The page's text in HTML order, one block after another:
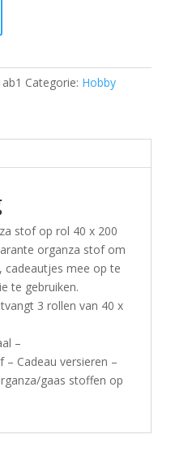
Categorie: Hobby
stof op rol 40 x 200
organza stof om
cadeautjes mee op te
te gebruiken.
3 rollen van 40 x
–
Cadeau versieren –
gaas stoffen op